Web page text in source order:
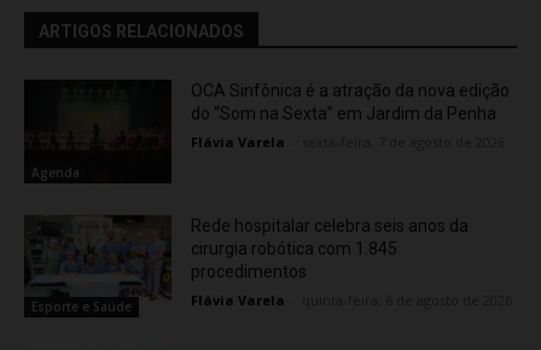
ARTIGOS RELACIONADOS
Agenda
OCA Sinfônica é a atração da nova edição
do “Som na Sexta” em Jardim da Penha
Flávia Varela
Esporte e Saúde
Rede hospitalar celebra seis anos da
cirurgia robótica com 1.845
procedimentos
Flávia Varela